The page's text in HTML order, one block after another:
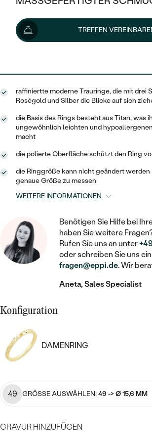
KLASSISCH
V-FORM
VINTAGE
AUSSERGEWÖHNLICHE
GEHÄMMERTE
VON HAND GRAVIERTE
MIT FÜLLUNG
IM SET
LUXURIÖSE
MIT MEHREREN DIAMANTEN
HALO
VINTAGE
AUSSERGEWÖHNLICH
WÄHLE EINEN RING
LAB GROWN DIAMANTEN
EINFASSEN
FARBIGE DIAMANTEN ZUM
MIT LAB GROWN DIAMANT
MIT FARBIGEN DIAMANTEN
MIT SCHWARZEN DIAMANTEN
AUSVERKAUF
WENN SCHMUCK HILFT
NACH TYP
OHRRINGE
RINGE
ANHÄNGER / KETTEN
ARMBÄNDER
SCHMUCKSET
SCHMUCK FÜR KINDER
BROSCHEN
SCHMUCKZUBEHÖR
NACH MATERIAL
GOLD
SILBER
PLATIN
PLATIN
OHRSTECKER
MINIMALISTISCHE
OHRHÄNGER
SOLITÄR
KINDER
PIERCINGS
MIT DIAMANT
MIT EDELSTEIN
PERLENOHRRINGE
NACH PREIS
PREISWERTE
LUXURIÖSE
GOLD
SILBER
NACH STYL
SOLITÄR
ZUR GEBURT EINES KINDES
PERSONALISIERT
MEDAILLON
KETTEN
HERZKETTEN
MIT TIEREN
NACH EDELSTEIN
MIT DIAMANT
MIT EDELSTEIN
PERLENKETTEN
AUSVERKAUF
GOLD
SILBER
PLATIN
NACH STYL
MEMOIRE
MINIMALISTISCHE
STATEMENT
SIEGELRINGE
PERSONALISIERT
MIT EDELSTEIN
NACH PREIS
PREISWERTE
TREFFEN
1 525 €
raffiniertte moderne Trauringe, die mit drei
Roségold und Silber die Blicke auf sich
die Basis des Rings besteht aus Titan, was
ungewöhnlich leichten und
macht
die polierte Oberfläche schützt den Ring
die Ringgröße kann nicht geändert
genaue Größe zu messen
WEITERE INFORMATIONEN
Benötigen Sie Hilfe bei
haben Sie weitere
Rufen Sie uns an unter
oder schreiben Sie uns
fragen@eppi.de. Wir
Aneta, Sales Specialist
Konfiguration
DAMENRING
49 GRÖSSE AUSWÄHLEN:49 -> Ø 15,6 MM
GRAVUR HINZUFÜGEN